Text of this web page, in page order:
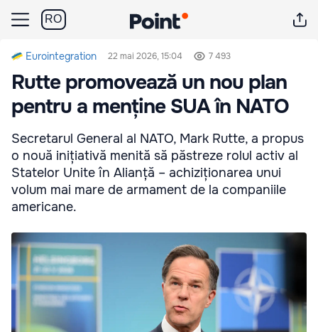
RO
Eurointegration 22 mai 2026, 15:04 7 493
Rutte promovează un nou plan
pentru a menține SUA în NATO
Secretarul General al NATO, Mark Rutte, a propus
o nouă inițiativă menită să păstreze rolul activ al
Statelor Unite în Alianță – achiziționarea unui
volum mai mare de armament de la companiile
americane.